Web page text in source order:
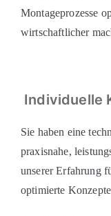
Montageprozesse
wirtschaftlicher
Individuelle
Sie haben eine
praxisnahe,
unserer Erfahrung
optimierte